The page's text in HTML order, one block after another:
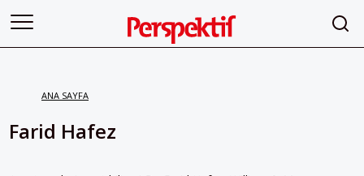
ANA SAYFA
Farid Hafez